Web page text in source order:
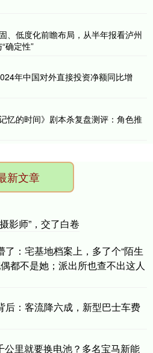
、低度化前瞻布局，从半年报看泸州
确定性”
年中国对外直接投资净额同比增
忆的时间》剧本杀复盘测评：角色推
新文章
影师”，交了白卷
：宅基地档案上，多了个“陌生
都不是她；派出所也查不出这人
后：客流降六成，新型巴士车费
公里就要换电池？多名宝马新能